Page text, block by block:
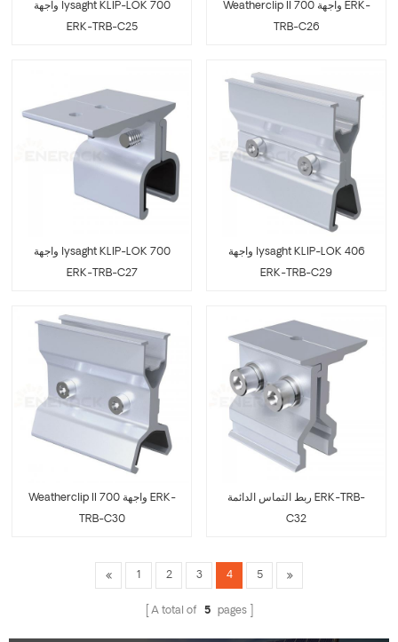
واجهة lysaght KLIP-LOK 700
ERK-TRB-C25
Weatherclip II 700 واجهة ERK-
TRB-C26
واجهة lysaght KLIP-LOK 700
ERK-TRB-C27
واجهة lysaght KLIP-LOK 406
ERK-TRB-C29
Weatherclip II 700 واجهة ERK-
TRB-C30
ربط التماس الدائمة ERK-TRB-
C32
1 2 3 4 5
A total of 5 pages